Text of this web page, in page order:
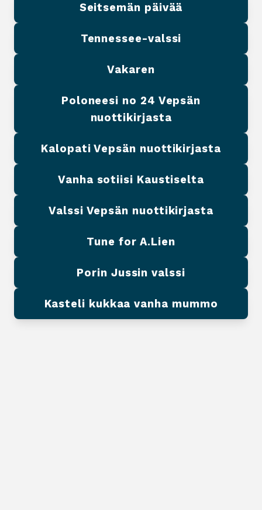
Seitsemän päivää
Tennessee-valssi
Vakaren
Poloneesi no 24 Vepsän
nuottikirjasta
Kalopati Vepsän nuottikirjasta
Vanha sotiisi Kaustiselta
Valssi Vepsän nuottikirjasta
Tune for A.Lien
Porin Jussin valssi
Kasteli kukkaa vanha mummo